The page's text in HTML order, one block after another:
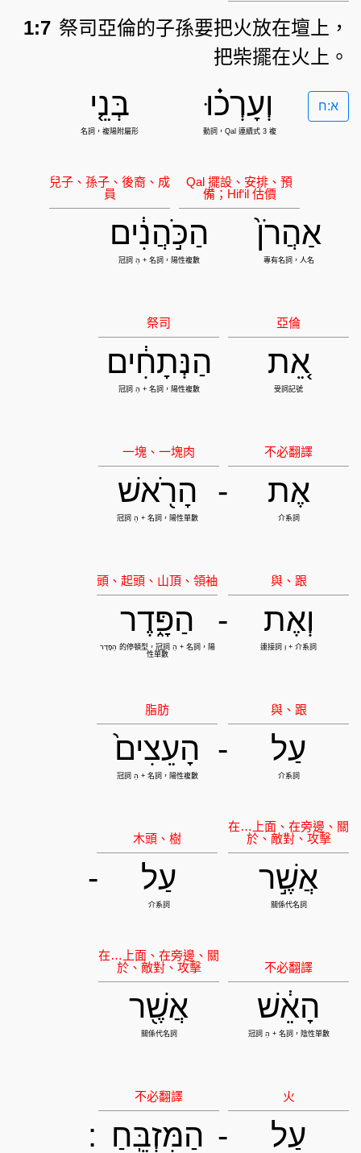
1:7 祭司亞倫的子孫要把火放在壇上，
把柴擺在火上。
א:ח וְעָרְכ֗וּ בְּנֵ֤י
אַהֲרֹן֙ הַכֹּ֣הֲנִ֔ים
אֵ֚ת הַנְּתָחִ֔ים
אֶת - הָרֹ֖אשׁ
וְאֶת - הַפָּ֑דֶר
עַל - הָעֵצִים֙
אֲשֶׁ֣ר עַל -
הָאֵ֔שׁ אֲשֶׁ֖ר
עַל - הַמִּזְבֵּֽחַ :